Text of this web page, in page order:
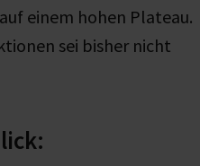
einem hohen Plateau.
sei bisher nicht